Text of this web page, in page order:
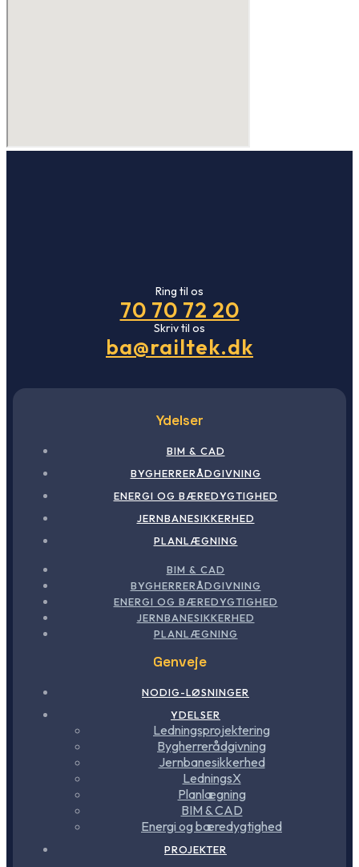
Ring til os
70 70 72 20
Skriv til os
ba@railtek.dk
Ydelser
BIM & CAD
BYGHERRERÅDGIVNING
ENERGI OG BÆREDYGTIGHED
JERNBANESIKKERHED
PLANLÆGNING
BIM & CAD
BYGHERRERÅDGIVNING
ENERGI OG BÆREDYGTIGHED
JERNBANESIKKERHED
PLANLÆGNING
Genveje
NODIG-LØSNINGER
YDELSER
Ledningsprojektering
Bygherrerådgivning
Jernbanesikkerhed
LedningsX
Planlægning
BIM & CAD
Energi og bæredygtighed
PROJEKTER